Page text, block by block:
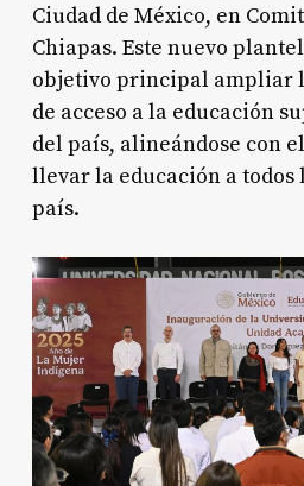
Ciudad de México, en
Chiapas. Este nuevo
objetivo principal ampliar
de acceso a la educación
del país, alineándose con
llevar la educación a todos
país.